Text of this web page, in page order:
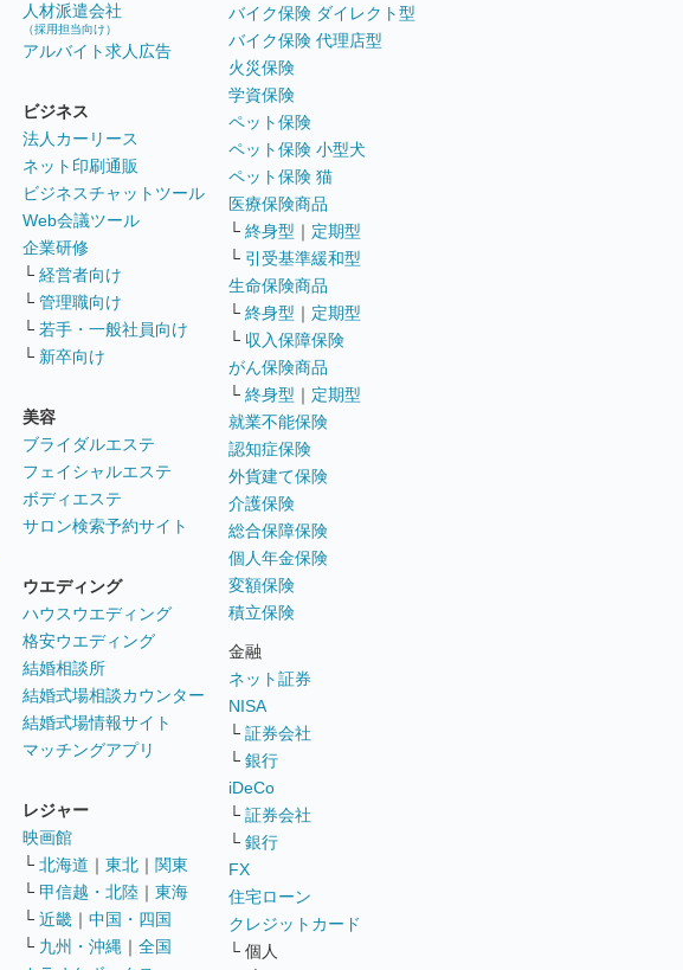
人材派遣会社
（採用担当向け）
アルバイト求人広告
ビジネス
法人カーリース
ネット印刷通販
ビジネスチャットツール
Web会議ツール
企業研修
└ 経営者向け
└ 管理職向け
└ 若手・一般社員向け
└ 新卒向け
美容
ブライダルエステ
フェイシャルエステ
ボディエステ
サロン検索予約サイト
ウエディング
ハウスウエディング
格安ウエディング
結婚相談所
結婚式場相談カウンター
結婚式場情報サイト
マッチングアプリ
レジャー
映画館
└ 北海道 ｜ 東北 ｜ 関東
└ 甲信越・北陸 ｜ 東海
└ 近畿 ｜ 中国・四国
└ 九州・沖縄 ｜ 全国
バイク保険 ダイレクト型
バイク保険 代理店型
火災保険
学資保険
ペット保険
ペット保険 小型犬
ペット保険 猫
医療保険商品
└ 終身型 ｜ 定期型
└ 引受基準緩和型
生命保険商品
└ 終身型 ｜ 定期型
└ 収入保障保険
がん保険商品
└ 終身型 ｜ 定期型
就業不能保険
認知症保険
外貨建て保険
介護保険
総合保障保険
個人年金保険
変額保険
積立保険
金融
ネット証券
NISA
└ 証券会社
└ 銀行
iDeCo
└ 証券会社
└ 銀行
FX
住宅ローン
クレジットカード
└ 個人